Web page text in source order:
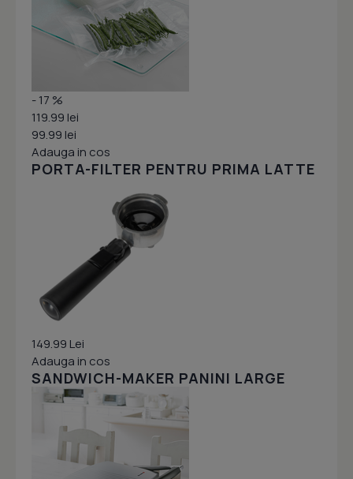
- 17 %
119.99 lei
99.99 lei
Adauga in cos
PORTA-FILTER PENTRU PRIMA LATTE
149.99 Lei
Adauga in cos
SANDWICH-MAKER PANINI LARGE